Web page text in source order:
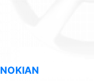
NOKIAN